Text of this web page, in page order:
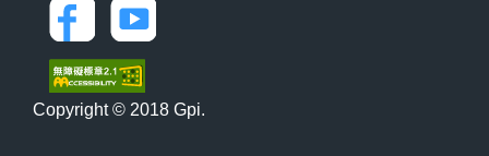
Copyright © 2018 Gpi.